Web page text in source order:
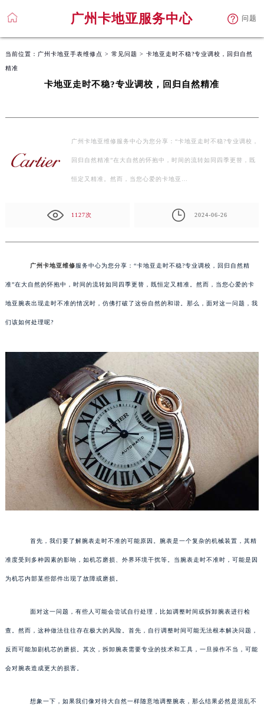
广州卡地亚服务中心 问题
当前位置： 广州卡地亚手表维修点 > 常见问题 > 卡地亚走时不稳?专业调校，回归自然
精准
卡地亚走时不稳?专业调校，回归自然精准
广州卡地亚维修服务中心为您分享：“卡地亚走时不稳?专业调校，
回归自然精准”在大自然的怀抱中，时间的流转如同四季更替，既
恒定又精准。然而，当您心爱的卡地亚…
1127次 2024-06-26
广州卡地亚维修服务中心为您分享：“卡地亚走时不稳?专业调校，回归自然精
准”在大自然的怀抱中，时间的流转如同四季更替，既恒定又精准。然而，当您心爱的卡
地亚腕表出现走时不准的情况时，仿佛打破了这份自然的和谐。那么，面对这一问题，我
们该如何处理呢?
首先，我们要了解腕表走时不准的可能原因。腕表是一个复杂的机械装置，其精
准度受到多种因素的影响，如机芯磨损、外界环境干扰等。当腕表走时不准时，可能是因
为机芯内部某些部件出现了故障或磨损。
面对这一问题，有些人可能会尝试自行处理，比如调整时间或拆卸腕表进行检
查。然而，这种做法往往存在极大的风险。首先，自行调整时间可能无法根本解决问题，
反而可能加剧机芯的磨损。其次，拆卸腕表需要专业的技术和工具，一旦操作不当，可能
会对腕表造成更大的损害。
想象一下，如果我们像对待大自然一样随意地调整腕表，那么结果必然是混乱不